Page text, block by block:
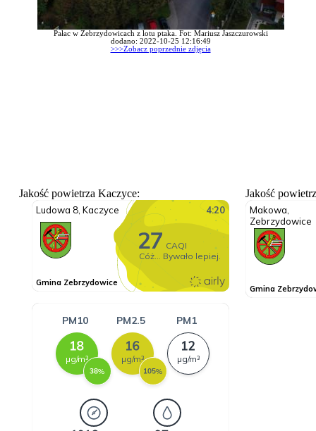
Pałac w Zebrzydowicach z lotu ptaka. Fot: Mariusz Jaszczurowski
dodano: 2022-10-25 12:16:49
>>>Zobacz poprzednie zdjęcia
Jakość powietrza Kaczyce: Jakość